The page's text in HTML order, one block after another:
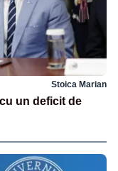
Stoica Marian
un deficit de